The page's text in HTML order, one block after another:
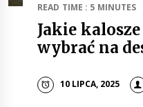
READ TIME : 5 MINUTES
Jakie
wybrać na
10 LIPCA, 2025